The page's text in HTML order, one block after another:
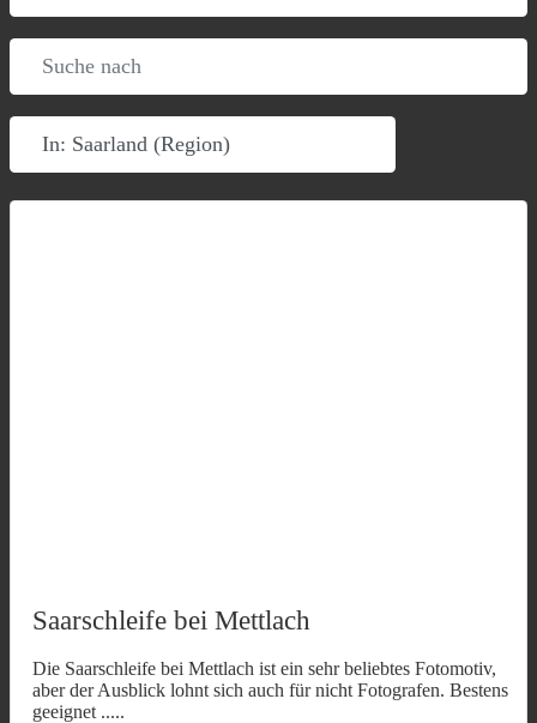
Suche nach
In der Nähe
Saarschleife bei Mettlach
Die Saarschleife bei Mettlach ist ein sehr beliebtes Fotomotiv,
aber der Ausblick lohnt sich auch für nicht Fotografen. Bestens
geeignet .....